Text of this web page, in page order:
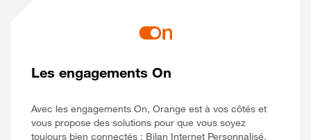
Les engagements On
Avec les engagements On, Orange est à vos côtés et
vous propose des solutions pour que vous soyez
toujours bien connectés : Bilan Internet Personnalisé,